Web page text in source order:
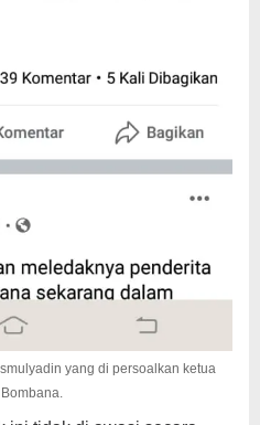
yang di persoalkan ketua